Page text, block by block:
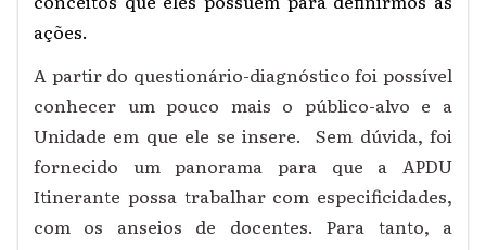
ações.
A partir do questionário-diagnóstico foi possível
conhecer um pouco mais o público-alvo e a
Unidade em que ele se insere. Sem dúvida, foi
fornecido um panorama para que a APDU
Itinerante possa trabalhar com especificidades,
com os anseios de docentes. Para tanto, a